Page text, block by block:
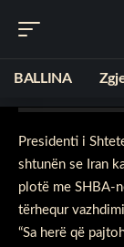
BALLINA
Trump
Published: May 16,
Presidenti i
shtunën se Iran
plotë me SHBA-
tërhequr
“Sa herë që